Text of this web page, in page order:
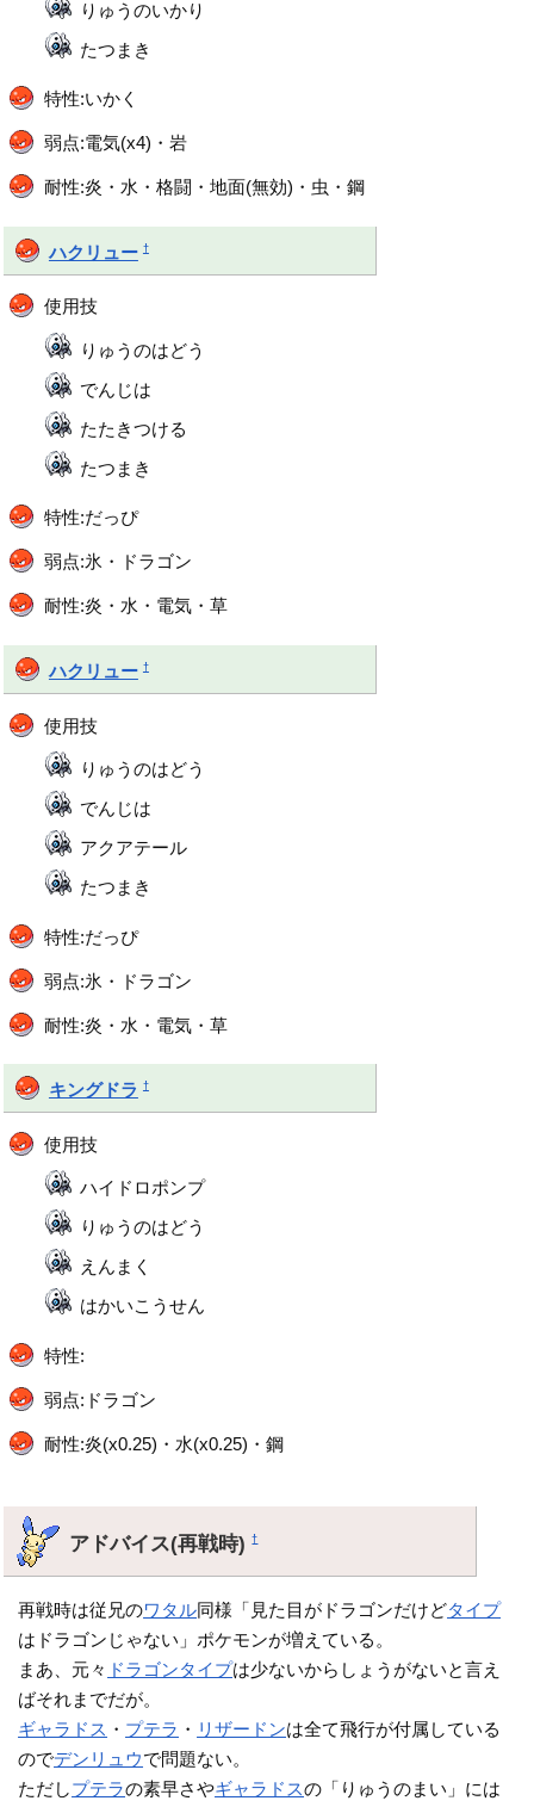
りゅうのいかり
たつまき
特性:いかく
弱点:電気(x4)・岩
耐性:炎・水・格闘・地面(無効)・虫・鋼
ハクリュー †
使用技
りゅうのはどう
でんじは
たたきつける
たつまき
特性:だっぴ
弱点:氷・ドラゴン
耐性:炎・水・電気・草
ハクリュー †
使用技
りゅうのはどう
でんじは
アクアテール
たつまき
特性:だっぴ
弱点:氷・ドラゴン
耐性:炎・水・電気・草
キングドラ †
使用技
ハイドロポンプ
りゅうのはどう
えんまく
はかいこうせん
特性:
弱点:ドラゴン
耐性:炎(x0.25)・水(x0.25)・鋼
アドバイス(再戦時)†
再戦時は従兄のワタル同様「見た目がドラゴンだけどタイプ
はドラゴンじゃない」ポケモンが増えている。
まあ、元々 ドラゴンタイプは少ないからしょうがないと言え
ばそれまでだが。
ギャラドス ・ プテラ ・ リザードンは全て飛行が付属している
のでデンリュウで問題ない。
ただしプテラの素早さやギャラドスの「りゅうのまい」には